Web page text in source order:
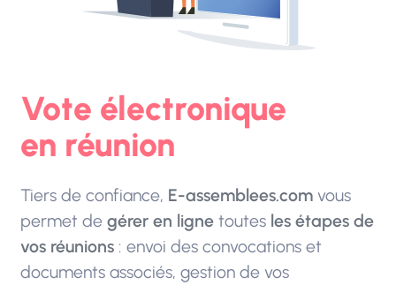
Vote électronique
en réunion
Tiers de confiance, E-assemblees.comvous
permet de gérer en lignetoutes les étapes de
vos réunions: envoi des convocations et
documents associés, gestion de vos